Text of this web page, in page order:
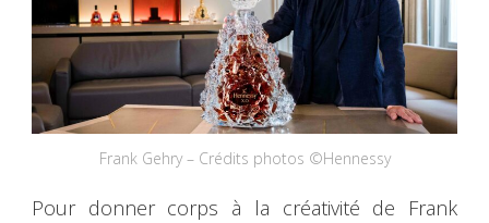
Frank Gehry – Crédits photos ©Hennessy
Pour donner corps à la créativité de Frank